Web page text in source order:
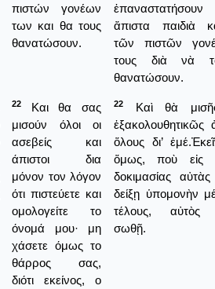
πιστών γονέων
των και θα τους
θανατώσουν.
ἄπιστα παιδιὰ
τῶν πιστῶν
τους διὰ νὰ
θανατώσουν.
22
Και θα σας
μισούν όλοι οι
ασεβείς και
άπιστοι δια
μόνον τον λόγον
ότι πιστεύετε και
ομολογείτε το
όνομά μου· μη
χάσετε όμως το
θάρρος σας,
διότι εκείνος, ο
22
Καὶ θὰ
ἑξακολουθητικῶς
ὅλους δι’
ὅμως, ποὺ εἰς
δοκιμασίας
δείξῃ ὑπομονὴν
τέλους, αὐτὸς
σωθῇ.